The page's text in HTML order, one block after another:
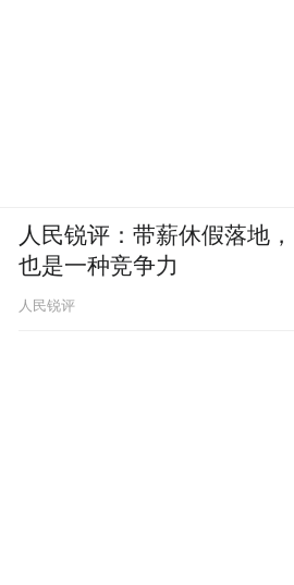
人民锐评：带薪休假落地，
也是一种竞争力
人民锐评